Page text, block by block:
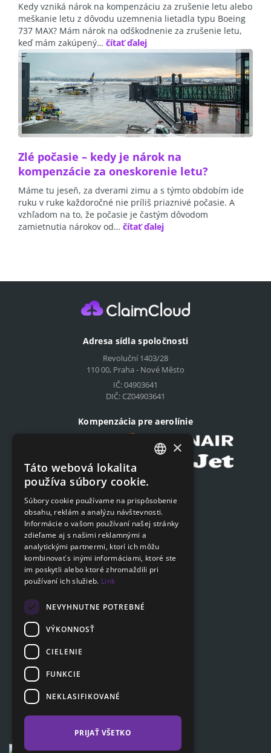
Kedy vzniká nárok na kompenzáciu za zrušenie letu alebo
meškanie letu z dôvodu uzemnenia lietadla typu Boeing
737 MAX? Mám nárok na odškodnenie za zrušenie letu,
keď mám zakúpený… čítať ďalej
Zlé počasie – kedy je nárok na
kompenzácie za oneskorenie letu?
Máme tu jeseň, za dverami zimu a s týmto obdobím ide
ruku v ruke každoročné nie príliš priaznivé počasie. A
vzhľadom na to, že počasie je častým dôvodom
zamietnutia nárokov od… čítať ďalej
Adresa sídla spoločnosti
Revoluční 1403/28
110 00, Praha - Nové Město
IČ: 04903641
DIČ: CZ04903641
Kompenzácia pre aerolínie
Podat on-line žiadosť
Podat on-line žiadosť
Navigácia
Cenník
Otázky a odpovede
Poradňa
Kontakty
SLOVAK
×
Táto webová lokalita
používa súbory cookie.
Súbory cookie používame na prispôsobenie
obsahu, reklám a analýzu návštevnosti.
Informácie o vašom používaní našej stránky
zdieľame aj s našimi reklamnými a
analytickými partnermi, ktorí ich môžu
kombinovať s inými informáciami, ktoré ste
im poskytli alebo ktoré zhromaždili pri
používaní ich služieb. Link
NEVYHNUTNE POTREBNÉ
VÝKONNOSŤ
CIELENIE
FUNKCIE
NEKLASIFIKOVANÉ
PRIJAŤ VŠETKO